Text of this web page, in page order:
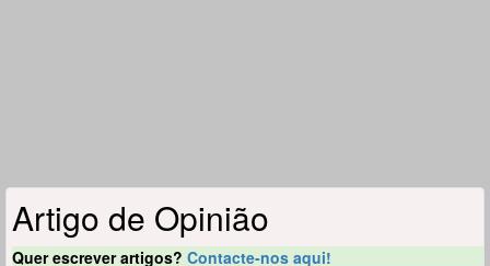
Artigo de Opinião
Quer escrever artigos? Contacte-nos aqui!